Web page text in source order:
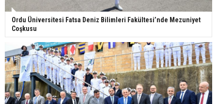
Ordu Üniversitesi Fatsa Deniz Bilimleri Fakültesi’nde Mezuniyet
Coşkusu